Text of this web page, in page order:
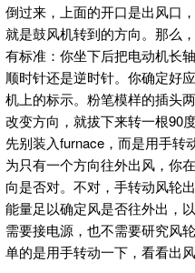
倒过来，上面的开口是出风口
就是鼓风机转到的方向。那么
有标准：你坐下后把电动机长
顺时针还是逆时针。你确定好
机上的标示。粉笔模样的插头
改变方向，就拔下来转一根90
先别装入furnace，而是用手转
为只有一个方向往外出风，你
向是否对。不对，手转动风轮
能量足以确定风是否往外出，
需要接电源，也不需要研究风
单的是用手转动一下，看看出风